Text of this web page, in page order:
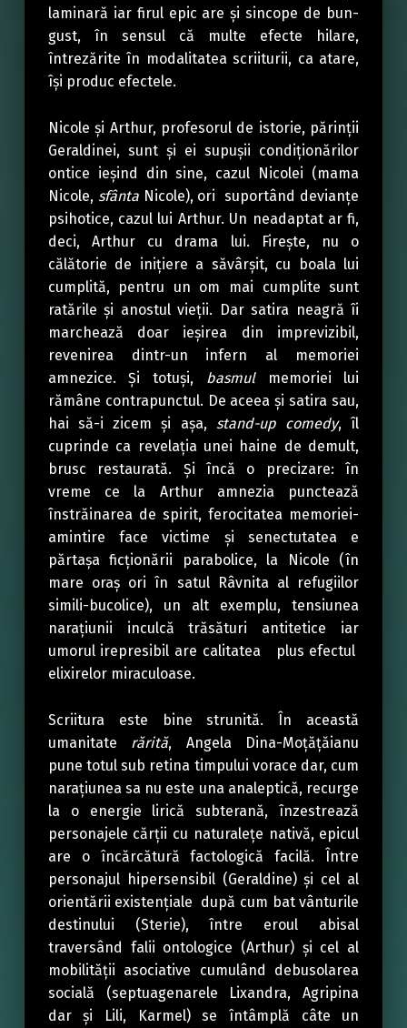
laminară iar firul epic are și sincope de bun-
gust, în sensul că multe efecte hilare,
întrezărite în modalitatea scriiturii, ca atare,
își produc efectele.
Nicole și Arthur, profesorul de istorie, părinții
Geraldinei, sunt și ei supușii condiționărilor
ontice ieșind din sine, cazul Nicolei (mama
Nicole, sfântaNicole), ori suportând devianțe
psihotice, cazul lui Arthur. Un neadaptat ar fi,
deci, Arthur cu drama lui. Firește, nu o
călătorie de inițiere a săvârșit, cu boala lui
cumplită, pentru un om mai cumplite sunt
ratările și anostul vieții. Dar satira neagră îi
marchează doar ieșirea din imprevizibil,
revenirea dintr-un infern al memoriei
amnezice. Și totuși, basmulmemoriei lui
rămâne contrapunctul. De aceea și satira sau,
hai să-i zicem și așa, stand-up comedy, îl
cuprinde ca revelația unei haine de demult,
brusc restaurată. Și încă o precizare: în
vreme ce la Arthur amnezia punctează
înstrăinarea de spirit, ferocitatea memoriei-
amintire face victime și senectutatea e
părtașa ficționării parabolice, la Nicole (în
mare oraș ori în satul Râvnita al refugiilor
simili-bucolice), un alt exemplu, tensiunea
narațiunii inculcă trăsături antitetice iar
umorul irepresibil are calitatea plus efectul
elixirelor miraculoase.
Scriitura este bine strunită. În această
umanitate rărită, Angela Dina-Moțățăianu
pune totul sub retina timpului vorace dar, cum
narațiunea sa nu este una analeptică, recurge
la o energie lirică subterană, înzestrează
personajele cărții cu naturalețe nativă, epicul
are o încărcătură factologică facilă. Între
personajul hipersensibil (Geraldine) și cel al
orientării existențiale după cum bat vânturile
destinului (Sterie), între eroul abisal
traversând falii ontologice (Arthur) și cel al
mobilității asociative cumulând debusolarea
socială (septuagenarele Lixandra, Agripina
dar și Lili, Karmel) se întâmplă câte un